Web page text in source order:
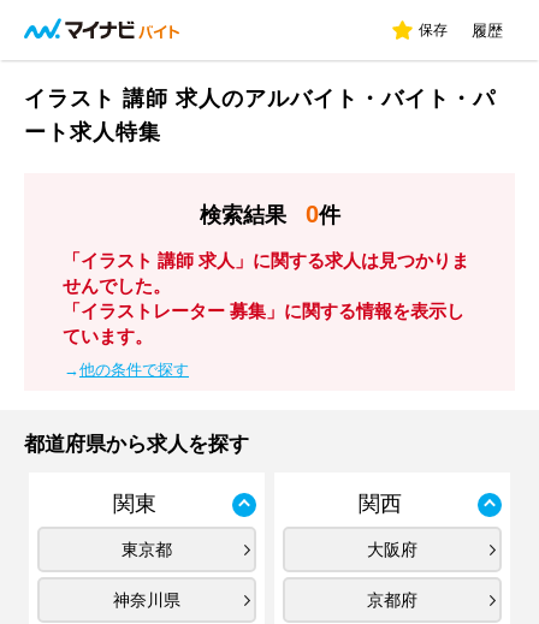
保存 履歴
イラスト 講師 求人のアルバイト・バイト・パ
ート求人特集
検索結果 0件
「イラスト 講師 求人」に関する求人は見つかりま
せんでした。
「イラストレーター 募集」に関する情報を表示し
ています。
→他の条件で探す
都道府県から求人を探す
関東
東京都
神奈川県
関西
大阪府
京都府